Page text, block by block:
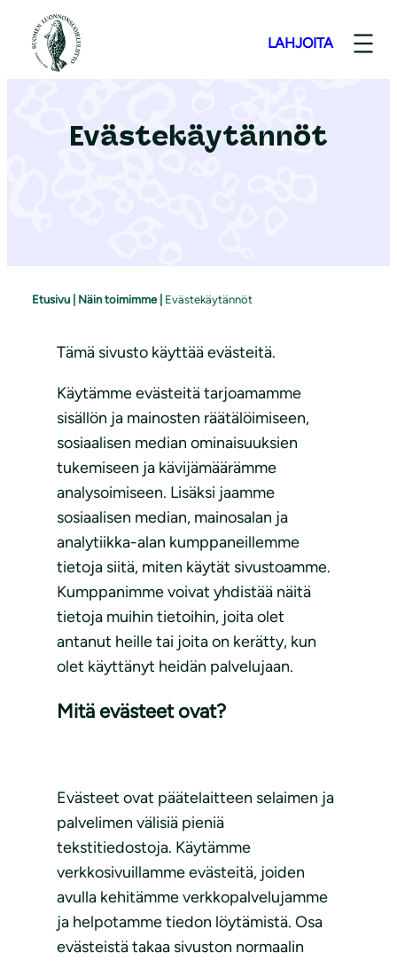
LAHJOITA
Evästekäytännöt
Etusivu Näin toimimme| Evästekäytännöt
Tämä sivusto käyttää evästeitä.
Käytämme evästeitä tarjoamamme
sisällön ja mainosten räätälöimiseen,
sosiaalisen median ominaisuuksien
tukemiseen ja kävijämäärämme
analysoimiseen. Lisäksi jaamme
sosiaalisen median, mainosalan ja
analytiikka-alan kumppaneillemme
tietoja siitä, miten käytät sivustoamme.
Kumppanimme voivat yhdistää näitä
tietoja muihin tietoihin, joita olet
antanut heille tai joita on kerätty, kun
olet käyttänyt heidän palvelujaan.
Mitä evästeet ovat?
Evästeet ovat päätelaitteen selaimen ja
palvelimen välisiä pieniä
tekstitiedostoja. Käytämme
verkkosivuillamme evästeitä, joiden
avulla kehitämme verkkopalvelujamme
ja helpotamme tiedon löytämistä. Osa
evästeistä takaa sivuston normaalin